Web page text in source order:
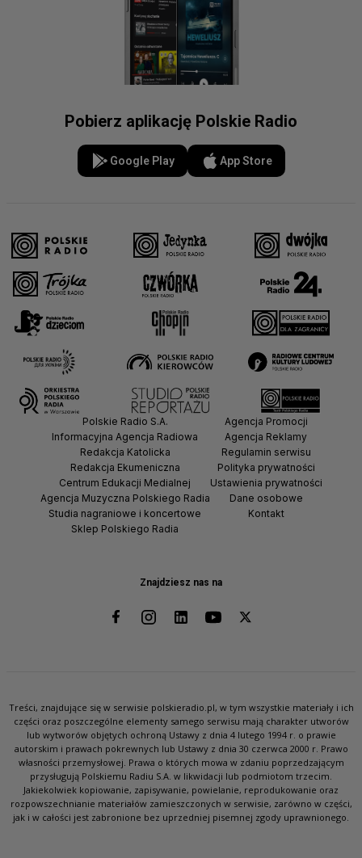
Pobierz aplikację Polskie Radio
Google Play App Store
Znajdziesz nas na
Polskie Radio S.A.
Informacyjna Agencja Radiowa
Redakcja Katolicka
Redakcja Ekumeniczna
Centrum Edukacji Medialnej
Agencja Muzyczna Polskiego Radia
Studia nagraniowe i koncertowe
Sklep Polskiego Radia
Agencja Promocji
Agencja Reklamy
Regulamin serwisu
Polityka prywatności
Ustawienia prywatności
Dane osobowe
Kontakt
Treści, znajdujące się w serwisie polskieradio.pl, w tym wszystkie materiały i ich
części oraz poszczególne elementy samego serwisu mają charakter utworów
lub wytworów objętych ochroną Ustawy z dnia 4 lutego 1994 r. o prawie
autorskim i prawach pokrewnych lub Ustawy z dnia 30 czerwca 2000 r. Prawo
własności przemysłowej. Prawa o których mowa w zdaniu poprzedzającym
przysługują Polskiemu Radiu S.A. w likwidacji lub podmiotom trzecim.
Jakiekolwiek kopiowanie, zapisywanie, powielanie, reprodukowanie oraz
rozpowszechnianie materiałów zamieszczonych w serwisie, zarówno w części,
jak i w całości jest zabronione bez uprzedniej pisemnej zgody uprawnionego.